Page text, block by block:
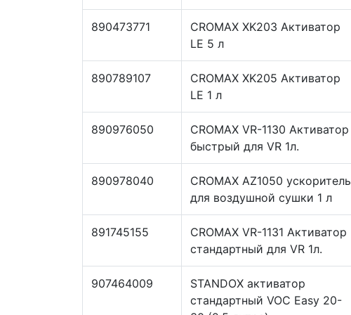
890473771
CROMAX XK203 Активатор
LE 5 л
890789107
CROMAX XK205 Активатор
LE 1 л
890976050
CROMAX VR-1130 Активатор
быстрый для VR 1л.
890978040
CROMAX AZ1050 ускоритель
для воздушной сушки 1 л
891745155
CROMAX VR-1131 Активатор
стандартный для VR 1л.
907464009
STANDOX активатор
стандартный VOC Easy 20-